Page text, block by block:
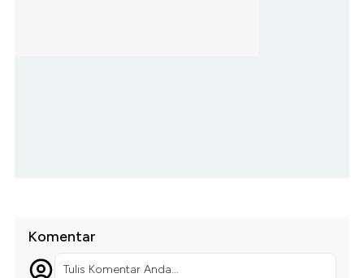
Komentar
Tulis Komentar Anda...